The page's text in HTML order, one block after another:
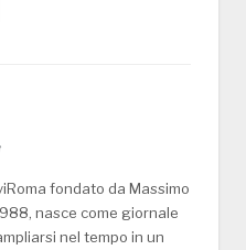
Twitter
fondato da Massimo
nasce come giornale
nel tempo in un